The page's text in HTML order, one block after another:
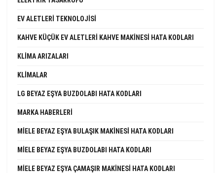
EV ALETLERI TEKNOLOJISI
KAHVE KÜÇÜK EV ALETLERI KAHVE MAKINESI HATA KODLARI
KLIMA ARIZALARI
KLIMALAR
LG BEYAZ EŞYA BUZDOLABI HATA KODLARI
MARKA HABERLERI
MIELE BEYAZ EŞYA BULAŞIK MAKINESI HATA KODLARI
MIELE BEYAZ EŞYA BUZDOLABI HATA KODLARI
MIELE BEYAZ EŞYA ÇAMAŞIR MAKINESI HATA KODLARI